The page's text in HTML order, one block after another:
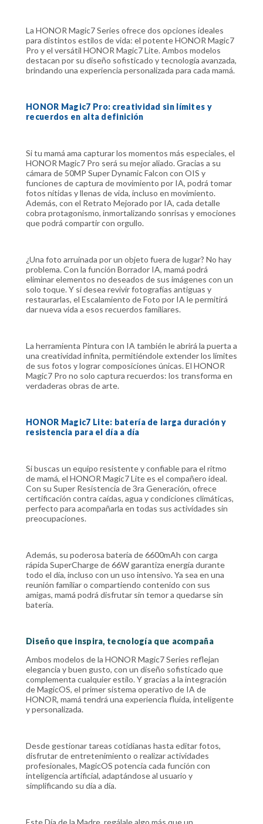
La HONOR Magic7 Series ofrece dos opciones ideales
para distintos estilos de vida: el potente HONOR Magic7
Pro y el versátil HONOR Magic7 Lite. Ambos modelos
destacan por su diseño sofisticado y tecnología avanzada,
brindando una experiencia personalizada para cada mamá.
HONOR Magic7 Pro: creatividad sin límites y
recuerdos en alta definición
Si tu mamá ama capturar los momentos más especiales, el
HONOR Magic7 Pro será su mejor aliado. Gracias a su
cámara de 50MP Super Dynamic Falcon con OIS y
funciones de captura de movimiento por IA, podrá tomar
fotos nítidas y llenas de vida, incluso en movimiento.
Además, con el Retrato Mejorado por IA, cada detalle
cobra protagonismo, inmortalizando sonrisas y emociones
que podrá compartir con orgullo.
¿Una foto arruinada por un objeto fuera de lugar? No hay
problema. Con la función Borrador IA, mamá podrá
eliminar elementos no deseados de sus imágenes con un
solo toque. Y si desea revivir fotografías antiguas y
restaurarlas, el Escalamiento de Foto por IA le permitirá
dar nueva vida a esos recuerdos familiares.
La herramienta Pintura con IA también le abrirá la puerta a
una creatividad infinita, permitiéndole extender los límites
de sus fotos y lograr composiciones únicas. El HONOR
Magic7 Pro no solo captura recuerdos: los transforma en
verdaderas obras de arte.
HONOR Magic7 Lite: batería de larga duración y
resistencia para el día a día
Si buscas un equipo resistente y confiable para el ritmo
de mamá, el HONOR Magic7 Lite es el compañero ideal.
Con su Super Resistencia de 3ra Generación, ofrece
certificación contra caídas, agua y condiciones climáticas,
perfecto para acompañarla en todas sus actividades sin
preocupaciones.
Además, su poderosa batería de 6600mAh con carga
rápida SuperCharge de 66W garantiza energía durante
todo el día, incluso con un uso intensivo. Ya sea en una
reunión familiar o compartiendo contenido con sus
amigas, mamá podrá disfrutar sin temor a quedarse sin
batería.
Diseño que inspira, tecnología que acompaña
Ambos modelos de la HONOR Magic7 Series reflejan
elegancia y buen gusto, con un diseño sofisticado que
complementa cualquier estilo. Y gracias a la integración
de MagicOS, el primer sistema operativo de IA de
HONOR, mamá tendrá una experiencia fluida, inteligente
y personalizada.
Desde gestionar tareas cotidianas hasta editar fotos,
disfrutar de entretenimiento o realizar actividades
profesionales, MagicOS potencia cada función con
inteligencia artificial, adaptándose al usuario y
simplificando su día a día.